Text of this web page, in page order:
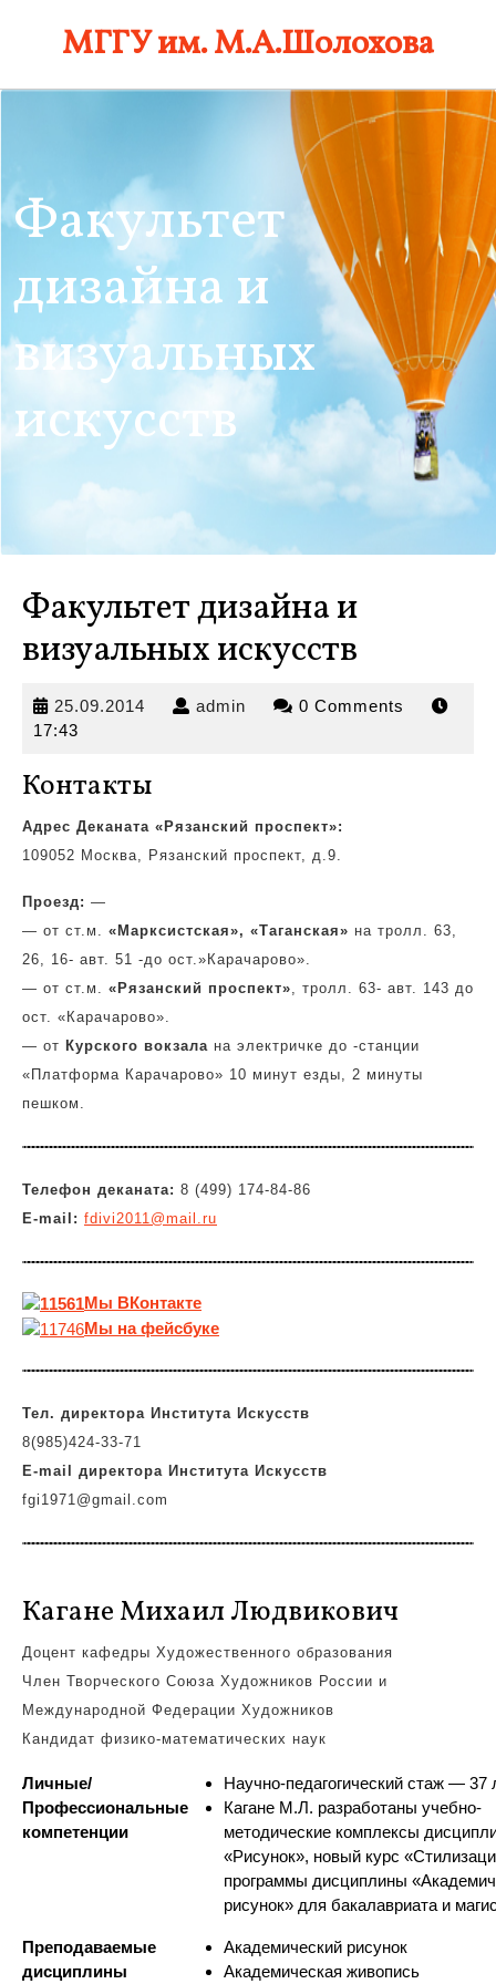
МГГУ им. М.А.Шолохова
Факультет
дизайна и
визуальных
искусств
Факультет дизайна и
визуальных искусств
25.09.2014 25.09.2014
admin admin 0 Comments
17:43
Контакты
Адрес Деканата «Рязанский проспект»:
109052 Москва, Рязанский проспект, д.9.
Проезд: —
— от ст.м. «Марксистская», «Таганская» на тролл. 63,
26, 16- авт. 51 -до ост.»Карачарово».
— от ст.м. «Рязанский проспект», тролл. 63- авт. 143 до
ост. «Карачарово».
— от Курского вокзала на электричке до -станции
«Платформа Карачарово» 10 минут езды, 2 минуты
пешком.
Телефон деканата: 8 (499) 174-84-86
E-mail: fdivi2011@mail.ru
Мы ВКонтакте
Мы на фейсбуке
Тел. директора Института Искусств
8(985)424-33-71
E-mail директора Института Искусств
fgi1971@gmail.com
Кагане Михаил Людвикович
Доцент кафедры Художественного образования
Член Творческого Союза Художников России и
Международной Федерации Художников
Кандидат физико-математических наук
Личные/
Профессиональные
компетенции
Научно-педагогический стаж — 37
Кагане М.Л. разработаны учебно-
методические комплексы
«Рисунок», новый курс
программы дисциплины
рисунок» для бакалавриата и
Преподаваемые
дисциплины
Академический рисунок
Академическая живопись